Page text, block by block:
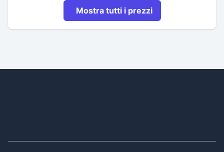
Mostra tutti i prezzi